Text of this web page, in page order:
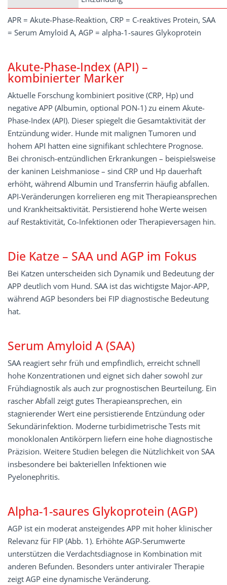
APR = Akute-Phase-Reaktion, CRP = C-reaktives Protein, SAA
= Serum Amyloid A, AGP = alpha-1-saures Glykoprotein
Akute-Phase-Index (API) –
kombinierter Marker
Aktuelle Forschung kombiniert positive (CRP, Hp) und
negative APP (Albumin, optional PON-1) zu einem Akute-
Phase-Index (API). Dieser spiegelt die Gesamtaktivität der
Entzündung wider. Hunde mit malignen Tumoren und
hohem API hatten eine signifikant schlechtere Prognose.
Bei chronisch-entzündlichen Erkrankungen – beispielsweise
der kaninen Leishmaniose – sind CRP und Hp dauerhaft
erhöht, während Albumin und Transferrin häufig abfallen.
API-Veränderungen korrelieren eng mit Therapieansprechen
und Krankheitsaktivität. Persistierend hohe Werte weisen
auf Restaktivität, Co-Infektionen oder Therapieversagen hin.
Die Katze – SAA und AGP im Fokus
Bei Katzen unterscheiden sich Dynamik und Bedeutung der
APP deutlich vom Hund. SAA ist das wichtigste Major-APP,
während AGP besonders bei FIP diagnostische Bedeutung
hat.
Serum Amyloid A (SAA)
SAA reagiert sehr früh und empfindlich, erreicht schnell
hohe Konzentrationen und eignet sich daher sowohl zur
Frühdiagnostik als auch zur prognostischen Beurteilung. Ein
rascher Abfall zeigt gutes Therapieansprechen, ein
stagnierender Wert eine persistierende Entzündung oder
Sekundärinfektion. Moderne turbidimetrische Tests mit
monoklonalen Antikörpern liefern eine hohe diagnostische
Präzision. Weitere Studien belegen die Nützlichkeit von SAA
insbesondere bei bakteriellen Infektionen wie
Pyelonephritis.
Alpha-1-saures Glykoprotein (AGP)
AGP ist ein moderat ansteigendes APP mit hoher klinischer
Relevanz für FIP (Abb. 1). Erhöhte AGP-Serumwerte
unterstützen die Verdachtsdiagnose in Kombination mit
anderen Befunden. Besonders unter antiviraler Therapie
zeigt AGP eine dynamische Veränderung.